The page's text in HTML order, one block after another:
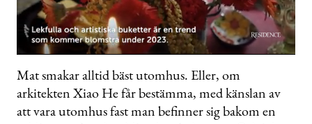
0
seconds
of
55
Mat smakar alltid bäst utomhus. Eller, om
arkitekten Xiao He får bestämma, med känslan av
att vara utomhus fast man befinner sig bakom en